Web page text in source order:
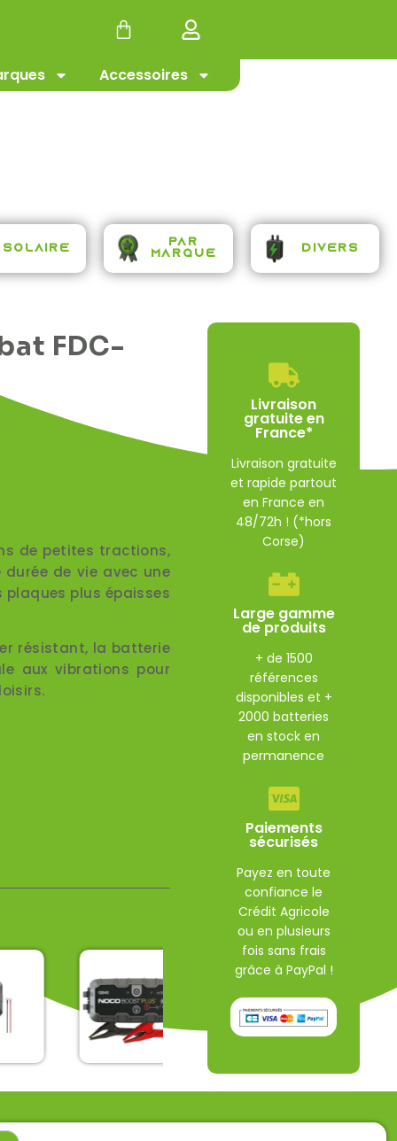
Accessoires
Solaire
Par
Marque
Divers
FDC-
de petites tractions,
durée de vie avec une
plus épaisses
résistant, la batterie
aux vibrations pour
Noco lithium
Promo !
Livraison
gratuite en
France*
Livraison gratuite
et rapide partout
en France en
48/72h ! (*hors
Corse)
Large gamme
de produits
+ de 1500
références
disponibles et +
2000 batteries
en stock en
permanence
Paiements
sécurisés
Payez en toute
confiance le
Crédit Agricole
ou en plusieurs
fois sans frais
grâce à PayPal !